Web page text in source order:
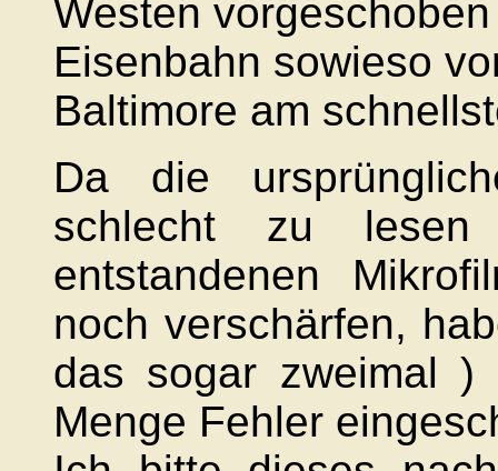
Westen
Eisenbahn sowieso
Baltimore am
Da die
schlecht zu
entstandenen
noch verschärfen,
das sogar zweimal )
Menge Fehler